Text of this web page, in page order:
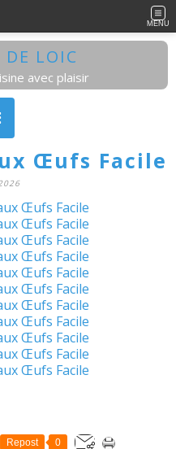
MENU
DE LOIC
avec plaisir
Œufs Facile
Repost 0